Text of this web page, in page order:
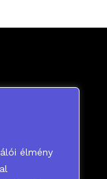
élmény